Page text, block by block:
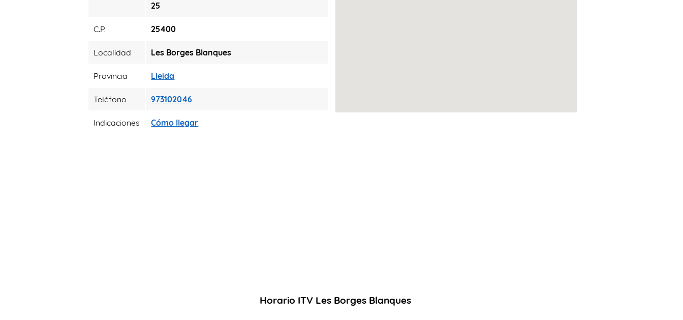
25
C.P. 25400
Localidad Les Borges Blanques
Provincia Lleida
Teléfono 973102046
Indicaciones Cómo llegar
Horario ITV Les Borges Blanques